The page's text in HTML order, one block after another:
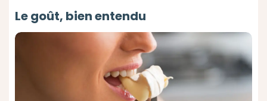
Le goût, bien entendu